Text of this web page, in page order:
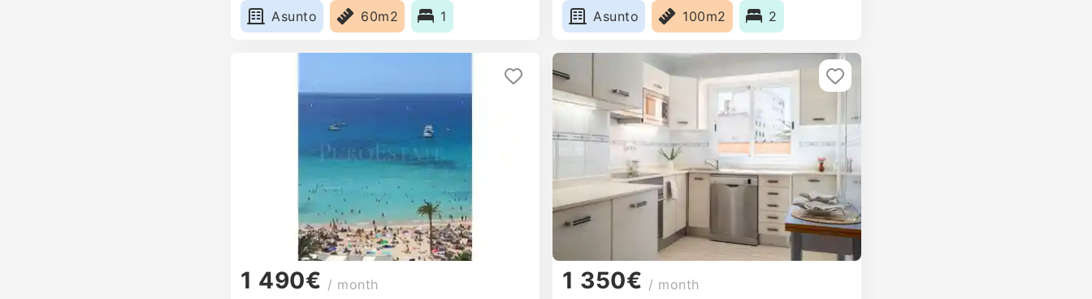
Asunto
60m2 1
Asunto
100m2 2
1 490€ / month
1 350€ / month